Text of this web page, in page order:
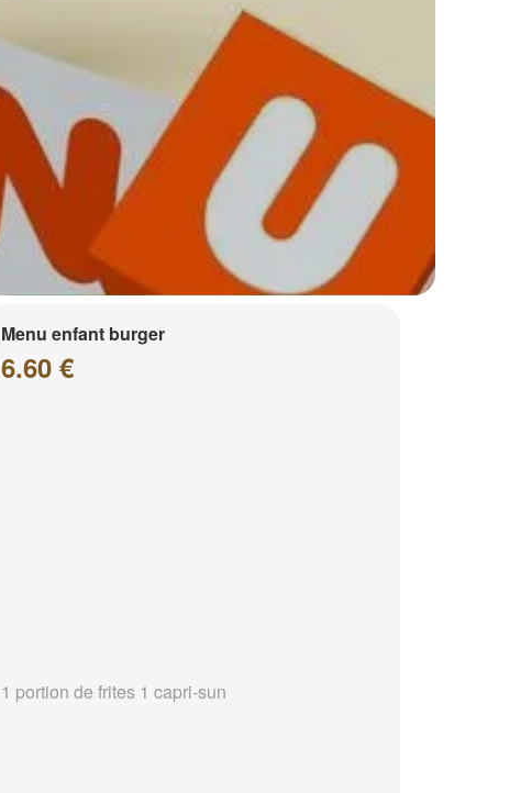
Menu enfant burger
6.60 €
1 portion de frites 1 capri-sun